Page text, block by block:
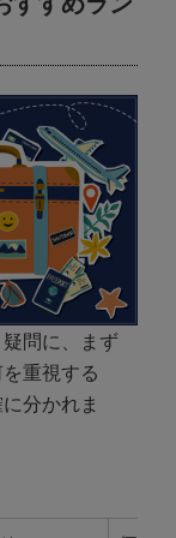
問に、まず
重視する
分かれま